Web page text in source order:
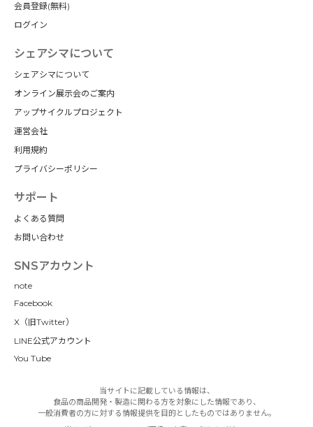
会員登録(無料)
ログイン
シェアシマについて
シェアシマについて
オンライン展示会のご案内
アップサイクルプロジェクト
運営会社
利用規約
プライバシーポリシー
サポート
よくある質問
お問い合わせ
SNSアカウント
note
Facebook
X（旧Twitter）
LINE公式アカウント
You Tube
当サイトに記載している情報は、
食品の商品開発・製造に関わる方を対象にした情報であり、
一般消費者の方に対する情報提供を目的としたものではありません。